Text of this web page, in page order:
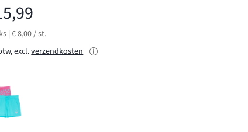
| € 8,00 / st.
excl.verzendkosten